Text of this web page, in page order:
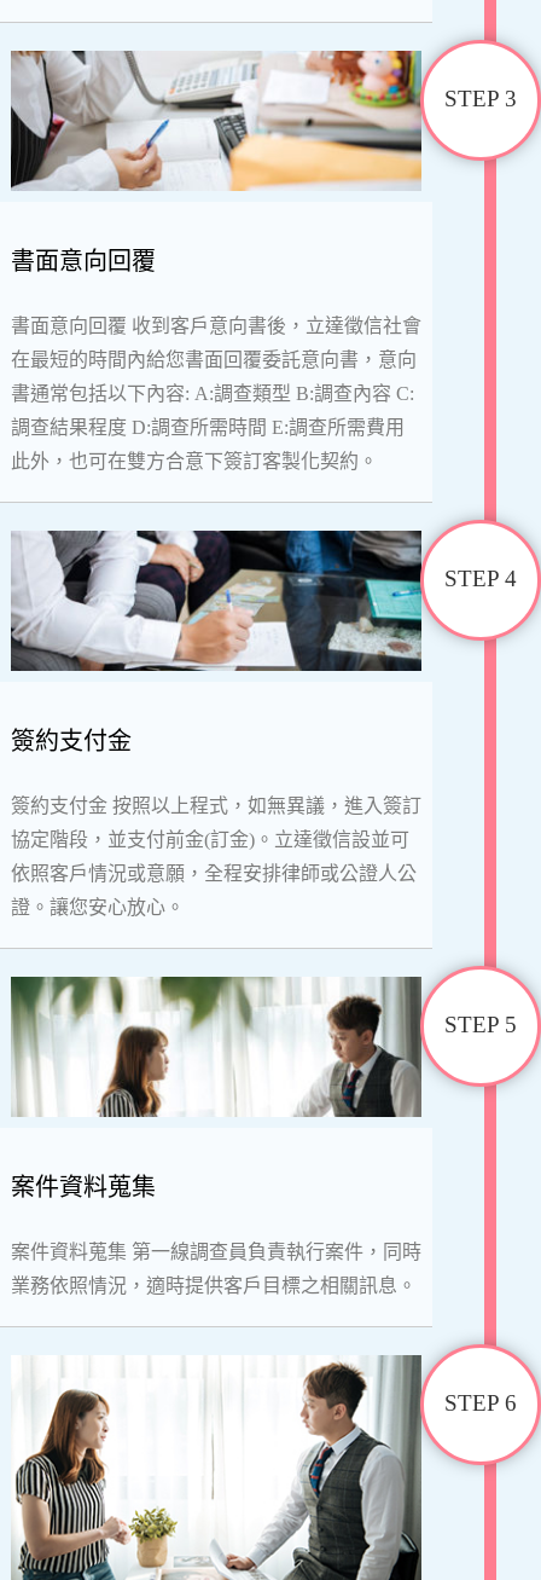
書面意向回覆
書面意向回覆 收到客戶意向書後，立達徵信社會
在最短的時間內給您書面回覆委託意向書，意向
書通常包括以下內容: A:調查類型 B:調查內容 C:
調查結果程度 D:調查所需時間 E:調查所需費用
此外，也可在雙方合意下簽訂客製化契約。
STEP 3
簽約支付金
簽約支付金 按照以上程式，如無異議，進入簽訂
協定階段，並支付前金(訂金)。立達徵信設並可
依照客戶情況或意願，全程安排律師或公證人公
證。讓您安心放心。
STEP 4
案件資料蒐集
案件資料蒐集 第一線調查員負責執行案件，同時
業務依照情況，適時提供客戶目標之相關訊息。
STEP 5
STEP 6